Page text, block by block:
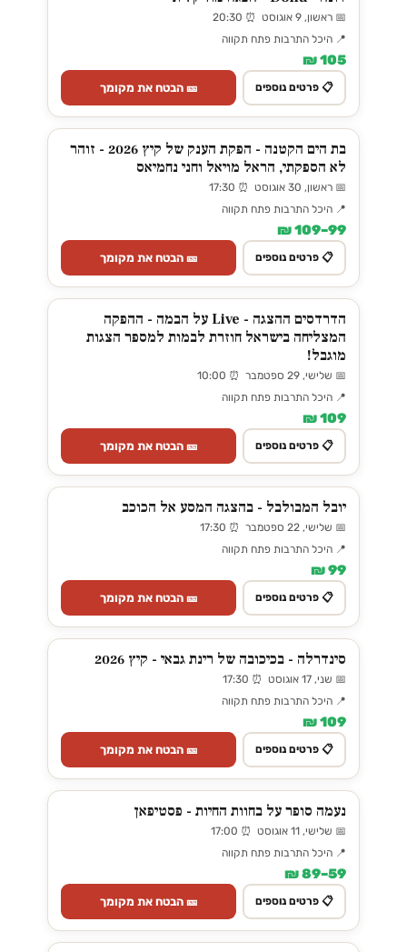
📅 ראשון, 9 אוגוסט ⏰ 20:30
📍 היכל התרבות פתח תקווה
105 ₪
📋 פרטים נוספים 🎫 הבטח את מקומך
בת הים הקטנה - הפקת הענק של קיץ 2026 - זוהר
לא הספקתי, הראל מויאל וחני נחמיאס
📅 ראשון, 30 אוגוסט ⏰ 17:30
📍 היכל התרבות פתח תקווה
99–109 ₪
📋 פרטים נוספים 🎫 הבטח את מקומך
הדרדסים ההצגה - Live על הבמה - ההפקה
המצליחה בישראל חוזרת לבמות למספר הצגות
מוגבל!
📅 שלישי, 29 ספטמבר ⏰ 10:00
📍 היכל התרבות פתח תקווה
109 ₪
📋 פרטים נוספים 🎫 הבטח את מקומך
יובל המבולבל - בהצגה המסע אל הכוכב
📅 שלישי, 22 ספטמבר ⏰ 17:30
📍 היכל התרבות פתח תקווה
99 ₪
📋 פרטים נוספים 🎫 הבטח את מקומך
סינדרלה - בכיכובה של רינת גבאי - קיץ 2026
📅 שני, 17 אוגוסט ⏰ 17:30
📍 היכל התרבות פתח תקווה
109 ₪
📋 פרטים נוספים 🎫 הבטח את מקומך
נעמה סופר על בחוות החיות - פסטיפאן
📅 שלישי, 11 אוגוסט ⏰ 17:00
📍 היכל התרבות פתח תקווה
59–89 ₪
📋 פרטים נוספים 🎫 הבטח את מקומך